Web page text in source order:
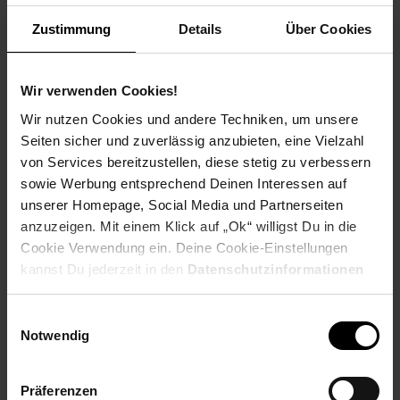
Zustimmung Details Über Cookies
Wir verwenden Cookies!
Wir nutzen Cookies und andere Techniken, um unsere
Seiten sicher und zuverlässig anzubieten, eine Vielzahl
von Services bereitzustellen, diese stetig zu verbessern
sowie Werbung entsprechend Deinen Interessen auf
unserer Homepage, Social Media und Partnerseiten
anzuzeigen. Mit einem Klick auf „Ok“ willigst Du in die
Cookie Verwendung ein. Deine Cookie-Einstellungen
kannst Du jederzeit in den Datenschutzinformationen
ändern bzw. widerrufen.
Notwendig
Präferenzen
Weitere Informationen
Beginn: August/September
Ausbildungsbeginn
Schulabschluss: gute mittlere Reife oder
Fachhochschulreife, Allgemeine
Hochschulreife
Bewerben per Formular